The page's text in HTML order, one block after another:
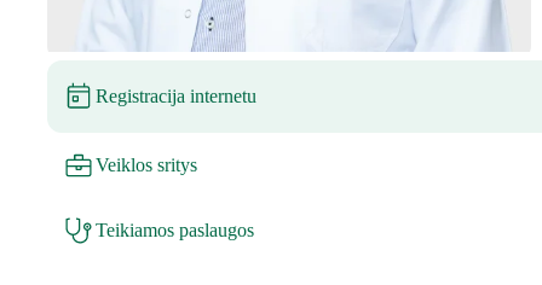
Registracija internetu
Veiklos sritys
Teikiamos paslaugos